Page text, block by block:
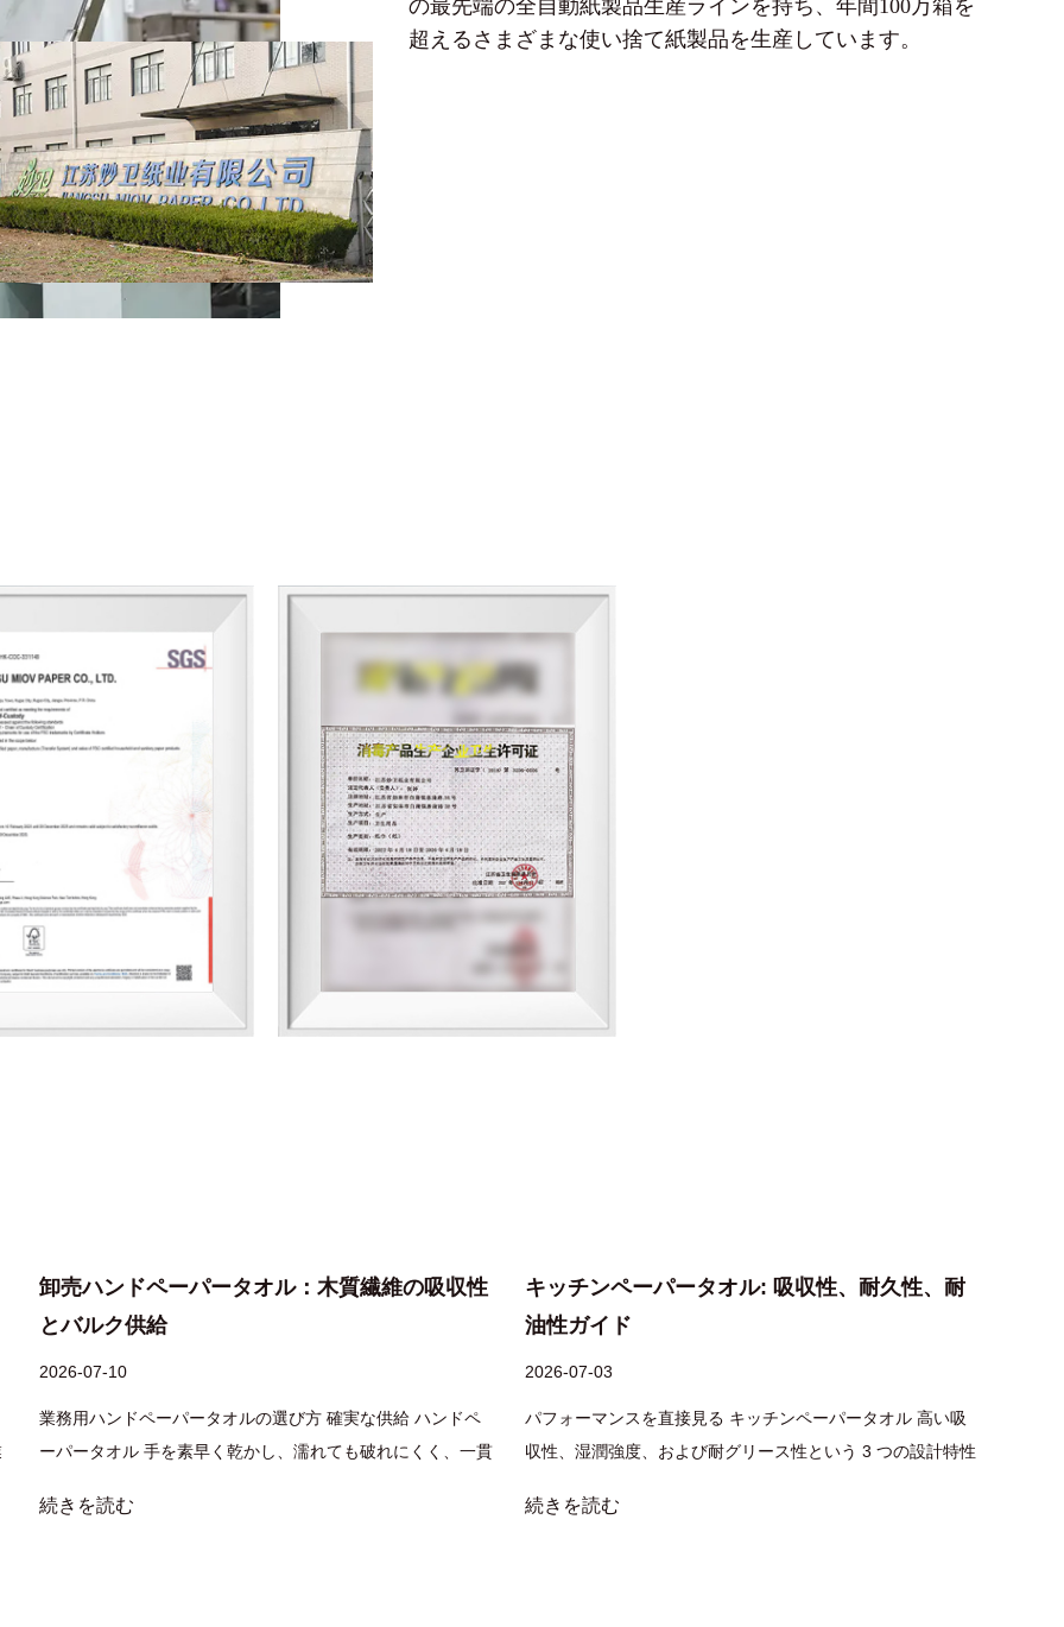
の最先端の全自動紙製品生産ラインを持ち、年間100万箱を
超えるさまざまな使い捨て紙製品を生産しています。
卸売ハンドペーパータオル：木質繊維の吸収性
とバルク供給
2026-07-10
業務用ハンドペーパータオルの選び方 確実な供給 ハンドペ
ーパータオル 手を素早く乾かし、濡れても破れにくく、一貫
礎です。木材繊維を優先した施設、多層構造、年間生産量が
続きを読む
キッチンペーパータオル: 吸収性、耐久性、耐
油性ガイド
2026-07-03
パフォーマンスを直接見る キッチンペーパータオル 高い吸
収性、湿潤強度、および耐グリース性という 3 つの設計特性
します。高品質のシートを保持できます 水中ではその重量の
続きを読む